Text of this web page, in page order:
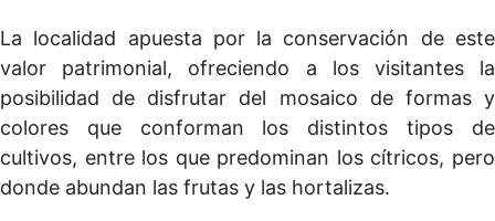
La localidad apuesta por la conservación de este
valor patrimonial, ofreciendo a los visitantes la
posibilidad de disfrutar del mosaico de formas y
colores que conforman los distintos tipos de
cultivos, entre los que predominan los cítricos, pero
donde abundan las frutas y las hortalizas.